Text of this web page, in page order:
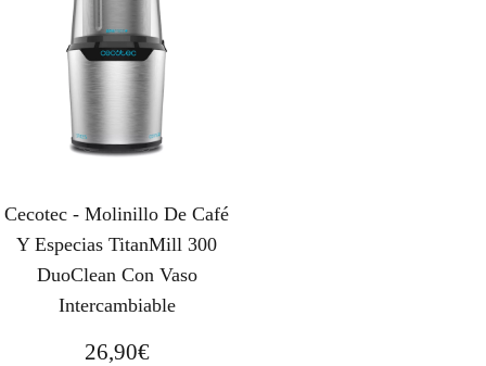
Cecotec - Molinillo De Café
Y Especias TitanMill 300
DuoClean Con Vaso
Intercambiable
26,90€